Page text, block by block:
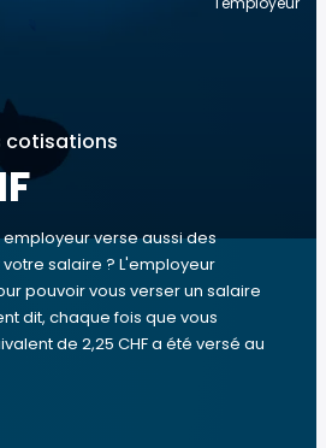
cotisations
verse aussi des
salaire ? L'employeur
pouvoir vous verser un salaire
dit, chaque fois que vous
de 2,25 CHF a été versé au